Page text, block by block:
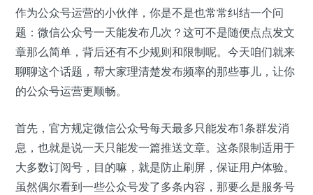
作为公众号运营的小伙伴，你是不是也常常纠结一个问
题：微信公众号一天能发布几次？这可不是随便点点发文
章那么简单，背后还有不少规则和限制呢。今天咱们就来
聊聊这个话题，帮大家理清楚发布频率的那些事儿，让你
的公众号运营更顺畅。
首先，官方规定微信公众号每天最多只能发布1条群发消
息，也就是说一天只能发一篇推送文章。这条限制适用于
大多数订阅号，目的嘛，就是防止刷屏，保证用户体验。
虽然偶尔看到一些公众号发了多条内容，那要么是服务号